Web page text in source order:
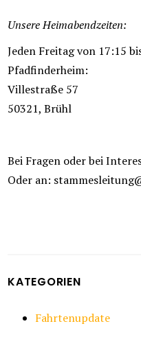
Unsere Heimabendzeiten:
Jeden Freitag von 17:15
Pfadfinderheim:
Villestraße 57
50321, Brühl
Bei Fragen oder bei
Oder an:
KATEGORIEN
Fahrtenupdate